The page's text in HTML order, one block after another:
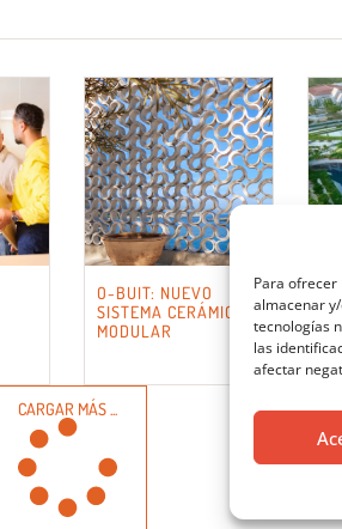
Para ofrecer
almacenar
tecnologías
las
afectar
O-BUIT: NUEVO
SISTEMA CERÁMICO
MODULAR
CARGAR MÁS ...